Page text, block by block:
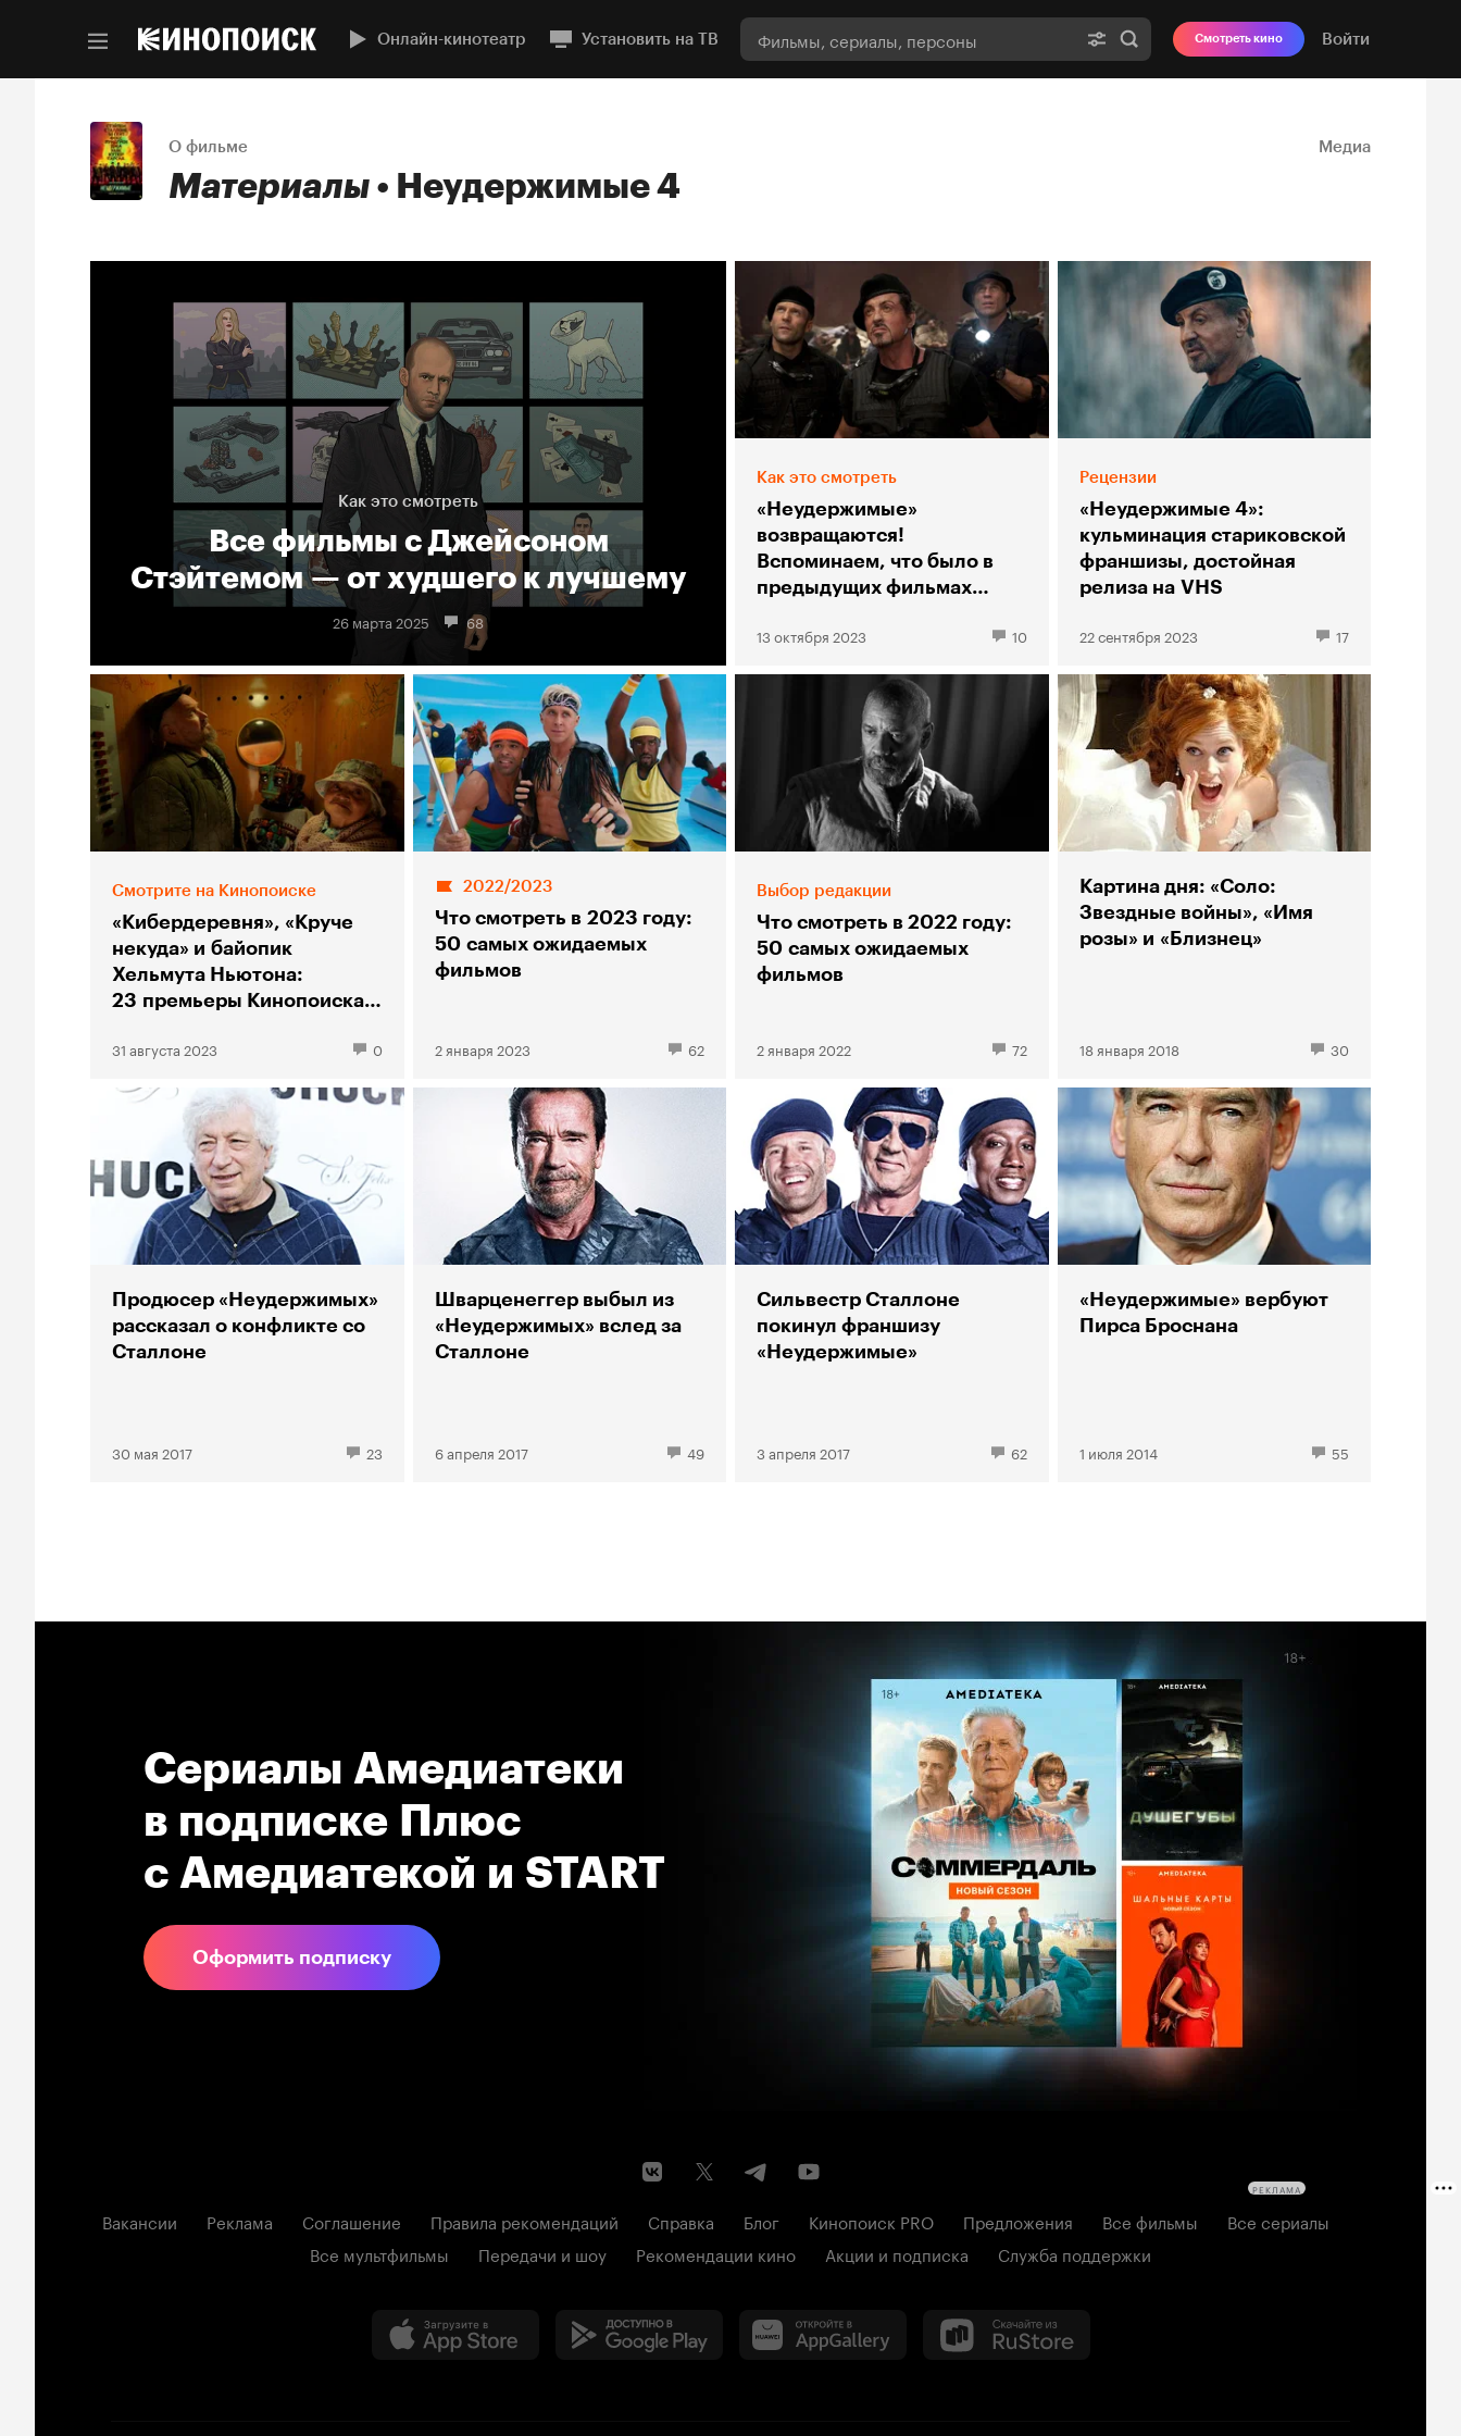
Онлайн-кинотеатр Установить на ТВ Смотреть кино Войти
РЕКЛАМА
О фильме
Материалы Неудержимые 4
Медиа
Как это смотреть
Все фильмы с Джейсоном
Стэйтемом — от худшего к лучшему
26 марта 2025 68
Как это смотреть
«Неудержимые»
возвращаются!
Вспоминаем, что было в
предыдущих фильмах
13 октября 2023 10
Рецензии
«Неудержимые 4»:
кульминация стариковской
франшизы, достойная
релиза на VHS
22 сентября 2023 17
Смотрите на Кинопоиске
«Кибердеревня», «Круче
некуда» и байопик
Хельмута Ньютона:
23 премьеры Кинопоиска
31 августа 2023 0
2022/2023
Что смотреть в 2023 году:
50 самых ожидаемых
фильмов
2 января 2023 62
Выбор редакции
Что смотреть в 2022 году:
50 самых ожидаемых
фильмов
2 января 2022 72
Картина дня: «Соло:
Звездные войны», «Имя
розы» и «Близнец»
18 января 2018 30
Продюсер «Неудержимых»
рассказал о конфликте со
Сталлоне
30 мая 2017 23
Шварценеггер выбыл из
«Неудержимых» вслед за
Сталлоне
6 апреля 2017 49
Сильвестр Сталлоне
покинул франшизу
«Неудержимые»
3 апреля 2017 62
«Неудержимые» вербуют
Пирса Броснана
1 июля 2014 55
Сериалы Амедиатеки
в подпиcке Плюс
с Амедиатекой и START
Оформить подписку
Вакансии Реклама Соглашение Правила рекомендаций Справка Блог Кинопоиск PRO Предложения Все фильмы
Все сериалы
Все мультфильмы
Передачи и шоу Рекомендации кино Акции и подписка Служба поддержки